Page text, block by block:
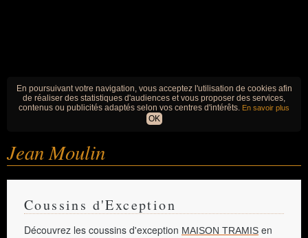
En poursuivant votre navigation, vous acceptez l'utilisation de cookies afin
de réaliser des statistiques d'audiences et vous proposer des services,
contenus ou publicités adaptés selon vos centres d'intérêts. En savoir plus
OK
Jean Moulin
Coussins d'Exception
Découvrez les coussins d'exception MAISON TRAMIS en